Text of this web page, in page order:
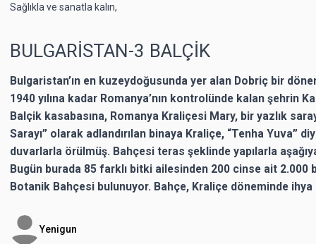
Sağlıkla ve sanatla kalın,
BULGARİSTAN-3 BALÇİK
Bulgaristan’ın en kuzeydoğusunda yer alan Dobriç bir
1940 yılına kadar Romanya’nın kontrolünde kalan şehrin
Balçik kasabasına, Romanya Kraliçesi Mary, bir yazlık
Sarayı” olarak adlandırılan binaya Kraliçe, “Tenha Yuva”
duvarlarla örülmüş. Bahçesi teras şeklinde yapılarla
Bugün burada 85 farklı bitki ailesinden 200 cinse ait 2.000
Botanik Bahçesi bulunuyor. Bahçe, Kraliçe döneminde ihya
Yenigun